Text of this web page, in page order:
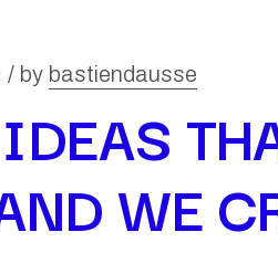
by bastiendausse
WE